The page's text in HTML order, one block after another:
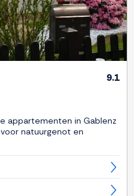
9.1
appartementen in Gablenz
natuurgenot en